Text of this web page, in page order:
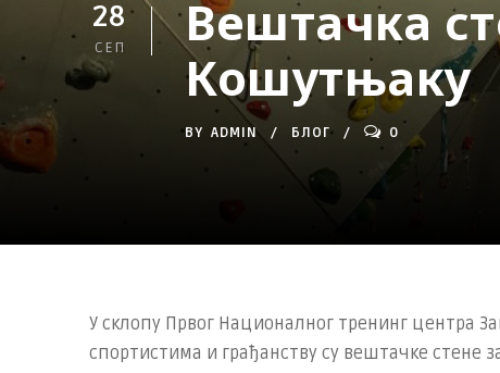
28
СЕП
Вештачка
Кошутњаку
BY ADMIN БЛОГ 0
У склопу Првог Националног тренинг центра
спортистима и грађанству су вештачке стене